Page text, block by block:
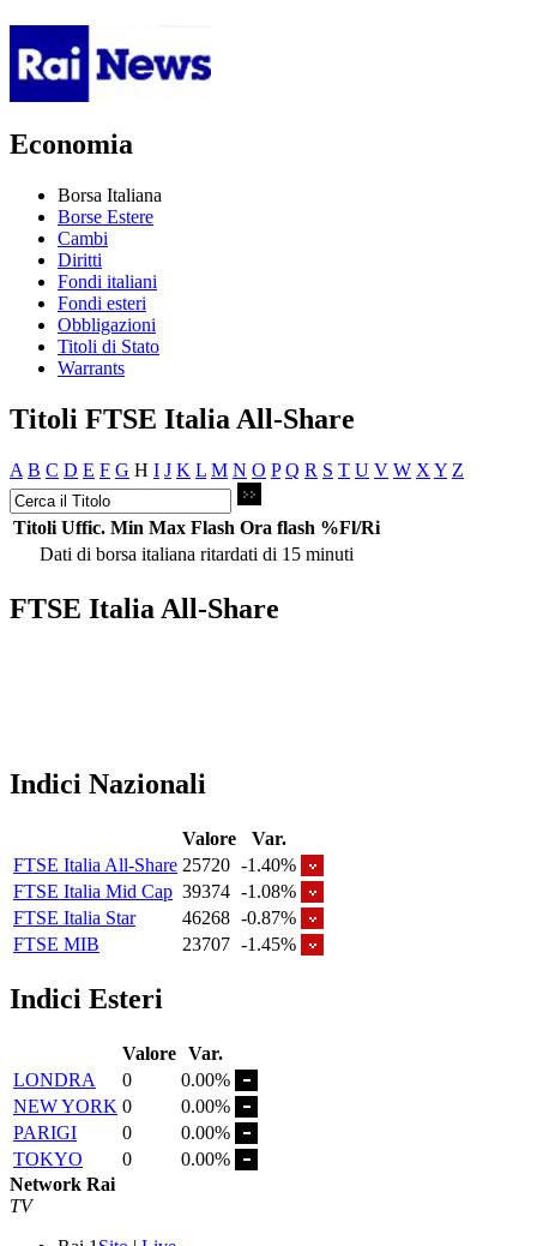
Economia
Borsa Italiana
Borse Estere
Cambi
Diritti
Fondi italiani
Fondi esteri
Obbligazioni
Titoli di Stato
Warrants
Titoli FTSE Italia All-Share
A B C D E F G H I J K L M N O P Q R S T U V W X Y Z
Titoli Uffic. Min Max Flash Ora flash %Fl/Ri
Dati di borsa italiana ritardati di 15 minuti
FTSE Italia All-Share
Indici Nazionali
Valore
Var.
FTSE Italia All-Share 25720 -1.40%
FTSE Italia Mid Cap 39374 -1.08%
FTSE Italia Star
46268 -0.87%
FTSE MIB
23707 -1.45%
Indici Esteri
Valore Var.
LONDRA
0
0.00%
NEW YORK 0
0.00%
PARIGI
0
0.00%
TOKYO
0
0.00%
Network Rai
TV